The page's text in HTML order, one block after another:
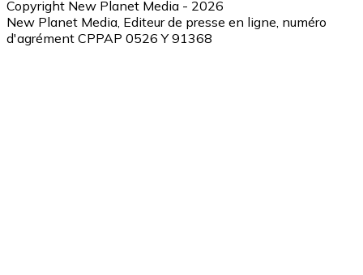
Copyright New Planet Media - 2026
New Planet Media, Editeur de presse en ligne, numéro
d'agrément CPPAP 0526 Y 91368